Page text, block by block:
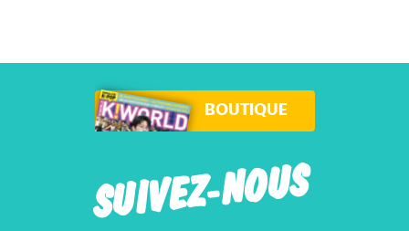
SUIVEZ-NOUS
BOUTIQUE